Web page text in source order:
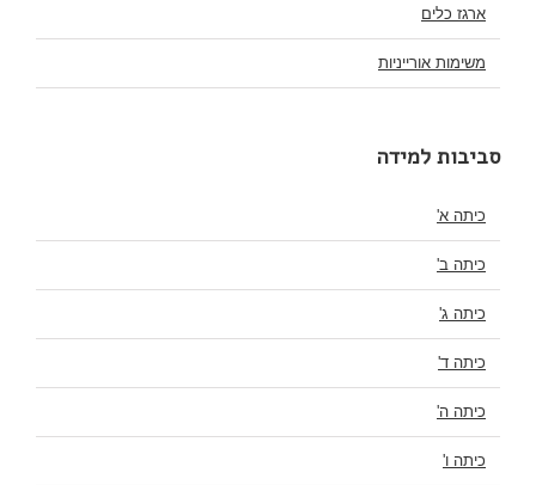
ארגז כלים
משימות אורייניות
סביבות למידה
כיתה א'
כיתה ב'
כיתה ג'
כיתה ד'
כיתה ה'
כיתה ו'